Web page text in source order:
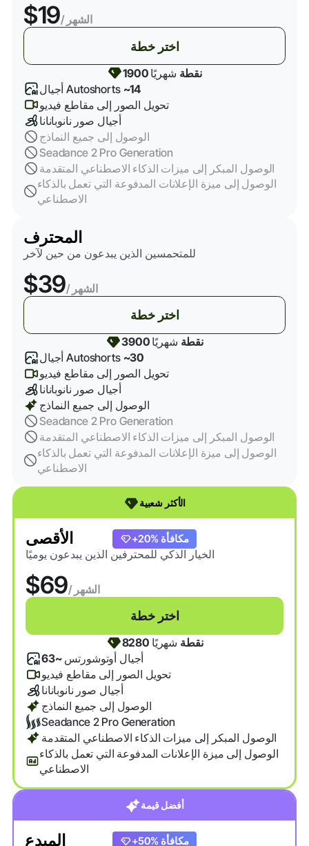
$19 / الشهر
اختر خطة
1900 نقطة شهريًا
أجيال Autoshorts ~14
تحويل الصور إلى مقاطع فيديو
أجيال صور نانوبانانا
الوصول إلى جميع النماذج
Seadance 2 Pro Generation
الوصول المبكر إلى ميزات الذكاء الاصطناعي المتقدمة
الوصول إلى ميزة الإعلانات المدفوعة التي تعمل بالذكاء
الاصطناعي
المحترف
للمتحمسين الذين يبدعون من حين لآخر
$39 / الشهر
اختر خطة
3900 نقطة شهريًا
أجيال Autoshorts ~30
تحويل الصور إلى مقاطع فيديو
أجيال صور نانوبانانا
الوصول إلى جميع النماذج
Seadance 2 Pro Generation
الوصول المبكر إلى ميزات الذكاء الاصطناعي المتقدمة
الوصول إلى ميزة الإعلانات المدفوعة التي تعمل بالذكاء
الاصطناعي
الأكثر شعبية
الأقصى
الخيار الذكي للمحترفين الذين يبدعون يوميًا
$69 / الشهر
اختر خطة
+20% مكافأة
8280 نقطة شهريًا
أجيال أوتوشورتس~63
تحويل الصور إلى مقاطع فيديو
أجيال صور نانوبانانا
الوصول إلى جميع النماذج
Seadance 2 Pro Generation
الوصول المبكر إلى ميزات الذكاء الاصطناعي المتقدمة
الوصول إلى ميزة الإعلانات المدفوعة التي تعمل بالذكاء
الاصطناعي
أفضل قيمة
المبدع +20% مكافأة
+50% مكافأة